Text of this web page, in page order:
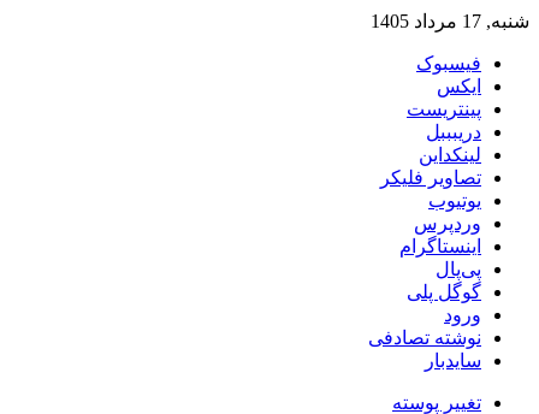
شنبه, 17 مرداد 1405
فیسبوک
ایکس
پینتریست
دریبببل
لینکداین
تصاویر فلیکر
یوتیوب
وردپرس
اینستاگرام
پی‌پال
گوگل پلی
ورود
نوشته تصادفی
سایدبار
تغییر پوسته